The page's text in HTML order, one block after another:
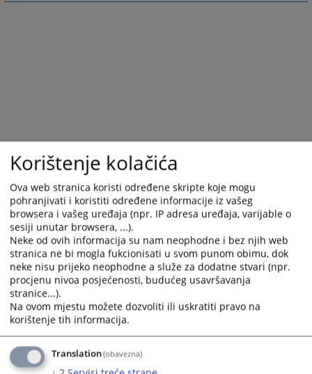
Korištenje kolačića
Ova web stranica koristi određene skripte koje mogu
pohranjivati i koristiti određene informacije iz vašeg
browsera i vašeg uređaja (npr. IP adresa uređaja, varijable o
sesiji unutar browsera, ...).
Neke od ovih informacija su nam neophodne i bez njih web
stranica ne bi mogla fukcionisati u svom punom obimu, dok
neke nisu prijeko neophodne a služe za dodatne stvari (npr.
procjenu nivoa posjećenosti, budućeg usavršavanja
stranice...).
Na ovom mjestu možete dozvoliti ili uskratiti pravo na
korištenje tih informacija.
Translation(obavezna)